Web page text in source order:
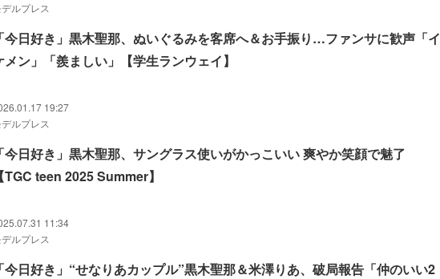
ルプレス
「今日好き」黒木聖那、ぬいぐるみを客席へ＆お手振り…ファンサに歓声「イ
メン」「羨ましい」【学生ランウェイ】
19:27
ルプレス
「今日好き」黒木聖那、サングラス使いがかっこいい 爽やか笑顔で魅了
【TGC teen 2025 Summer】
11:34
ルプレス
「今日好き」“せなりあカップル”黒木聖那＆米澤りあ、破局報告「仲のいい2